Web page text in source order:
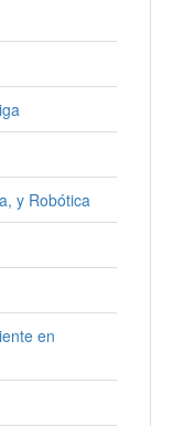
y Robótica
en